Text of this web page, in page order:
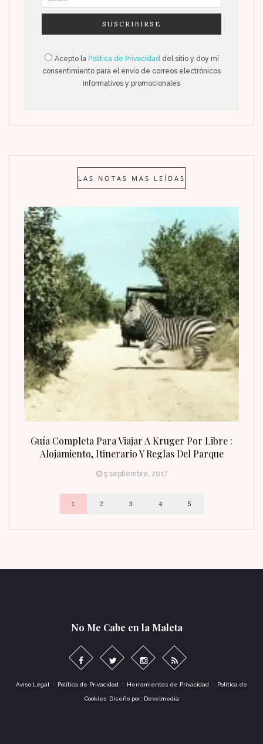
Acepto la Política de Privacidad del sitio y doy mi
consentimiento para el envío de correos electrónicos
informativos y promocionales
LAS NOTAS MAS LEÍDAS
Guía Completa Para Viajar A Kruger Por Libre :
Alojamiento, Itinerario Y Reglas Del Parque
5 septiembre, 2017
1 2 3 4 5
No Me Cabe en la Maleta
Aviso Legal - Política de Privacidad - Herramientas de Privacidad - Política de
Cookies Diseño por: Develmedia